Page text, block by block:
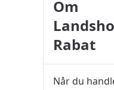
Om
Rabat
Når du